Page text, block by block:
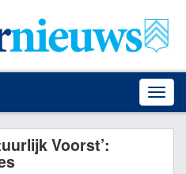
Toggle
Voorst’: